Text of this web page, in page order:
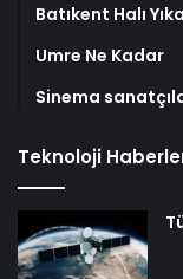
Batıkent Halı
Umre Ne Kadar
Sinema
Teknoloji